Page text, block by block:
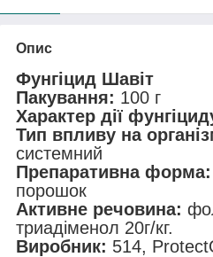
Опис
Фунгіцид Шавіт
Пакування: 100 г
Характер дії
Тип впливу на
системний
Препаративна форма:
порошок
Активне речовина:
триадіменол 20г/кг.
Виробник: 514,